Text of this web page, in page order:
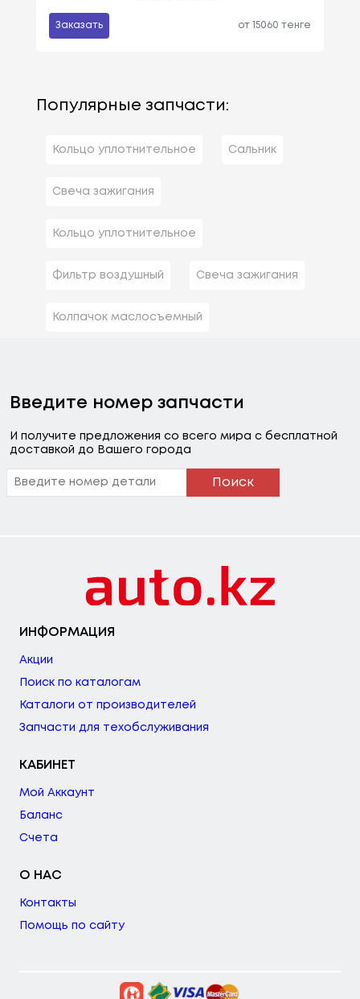
Заказать от 15060 тенге
Популярные запчасти:
Кольцо уплотнительное Сальник
Свеча зажигания
Кольцо уплотнительное
Фильтр воздушный Свеча зажигания
Колпачок маслосъемный
Введите номер запчасти
И получите предложения со всего мира с бесплатной
доставкой до Вашего города
Поиск
ИНФОРМАЦИЯ
Акции
Поиск по каталогам
Каталоги от производителей
Запчасти для техобслуживания
КАБИНЕТ
Мой Аккаунт
Баланс
Счета
О НАС
Контакты
Помощь по сайту